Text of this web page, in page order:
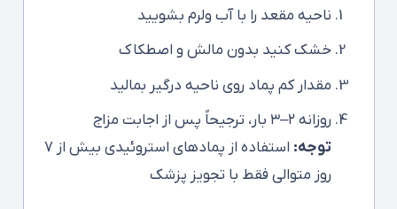
ناحیه مقعد را با آب ولرم بشویید
خشک کنید بدون مالش و اصطکاک
مقدار کم پماد روی ناحیه درگیر بمالید
روزانه ۲–۳ بار، ترجیحاً پس از اجابت مزاج
توجه:
استفاده از پمادهای استروئیدی بیش از ۷
روز متوالی فقط با تجویز پزشک